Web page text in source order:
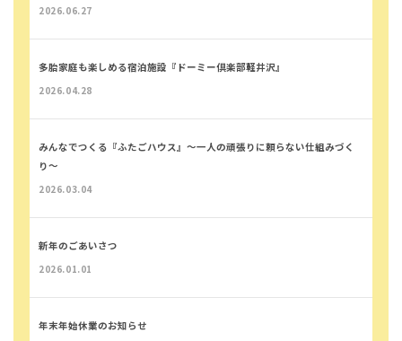
2026.06.27
多胎家庭も楽しめる宿泊施設『ドーミー倶楽部軽井沢』
2026.04.28
みんなでつくる『ふたごハウス』～一人の頑張りに頼らない仕組みづく
り～
2026.03.04
新年のごあいさつ
2026.01.01
年末年始休業のお知らせ